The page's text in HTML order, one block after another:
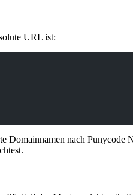
URL ist:
Domainnamen nach Punycode